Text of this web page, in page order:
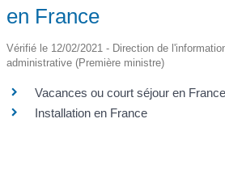
en France
Vérifié le 12/02/2021 - Direction de
administrative (Première ministre)
Vacances ou court séjour en France
Installation en France